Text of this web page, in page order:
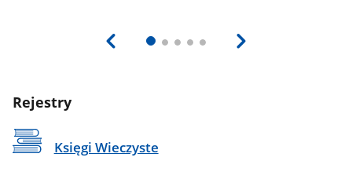
Rejestry
Księgi Wieczyste